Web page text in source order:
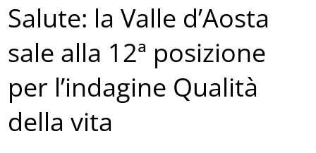
Salute: la Valle d’Aosta
sale alla 12ª posizione
per l’indagine Qualità
della vita